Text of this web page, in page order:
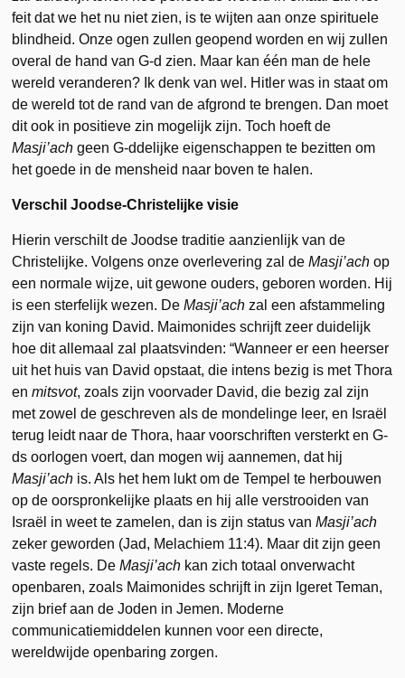
feit dat we het nu niet zien, is te wijten aan onze spirituele
blindheid. Onze ogen zullen geopend worden en wij zullen
overal de hand van G-d zien. Maar kan één man de hele
wereld veranderen? Ik denk van wel. Hitler was in staat om
de wereld tot de rand van de afgrond te brengen. Dan moet
dit ook in positieve zin mogelijk zijn. Toch hoeft de
Masji’ach geen G-ddelijke eigenschappen te bezitten om
het goede in de mensheid naar boven te halen.
Verschil Joodse-Christelijke visie
Hierin verschilt de Joodse traditie aanzienlijk van de
Christelijke. Volgens onze overlevering zal deMasji’ach op
een normale wijze, uit gewone ouders, geboren worden. Hij
is een sterfelijk wezen. DeMasji’ach zal een afstammeling
zijn van koning David. Maimonides schrijft zeer duidelijk
hoe dit allemaal zal plaatsvinden: “Wanneer er een heerser
uit het huis van David opstaat, die intens bezig is met Thora
enmitsvot, zoals zijn voorvader David, die bezig zal zijn
met zowel de geschreven als de mondelinge leer, en Israël
terug leidt naar de Thora, haar voorschriften versterkt en G-
ds oorlogen voert, dan mogen wij aannemen, dat hij
Masji’ach is. Als het hem lukt om de Tempel te herbouwen
op de oorspronkelijke plaats en hij alle verstrooiden van
Israël in weet te zamelen, dan is zijn status vanMasji’ach
zeker geworden (Jad, Melachiem 11:4). Maar dit zijn geen
vaste regels. DeMasji’ach kan zich totaal onverwacht
openbaren, zoals Maimonides schrijft in zijn Igeret Teman,
zijn brief aan de Joden in Jemen. Moderne
communicatiemiddelen kunnen voor een directe,
wereldwijde openbaring zorgen.